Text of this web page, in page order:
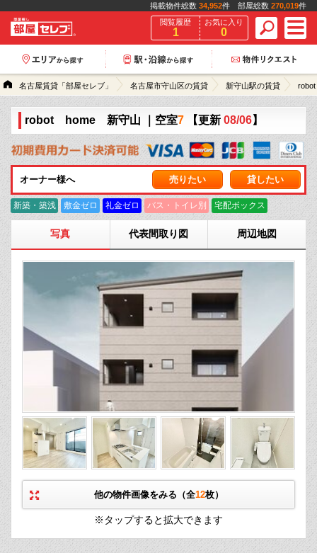
掲載物件総数 34,952件 部屋総数 270,019件
閲覧履歴
1
お気に入り
0
名古屋賃貸「部屋セレブ」 名古屋市守山区の賃貸 新守山駅の賃貸 robot
robot home 新守山 ｜空室7 【更新 08/06】
オーナー様へ 売りたい 貸したい
新築・築浅 敷金ゼロ 礼金ゼロ バス・トイレ別 宅配ボックス
写真 代表間取り図 周辺地図
他の物件画像をみる（全12枚）
※タップすると拡大できます